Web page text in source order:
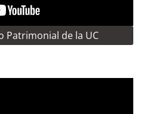
Patrimonial de la UC